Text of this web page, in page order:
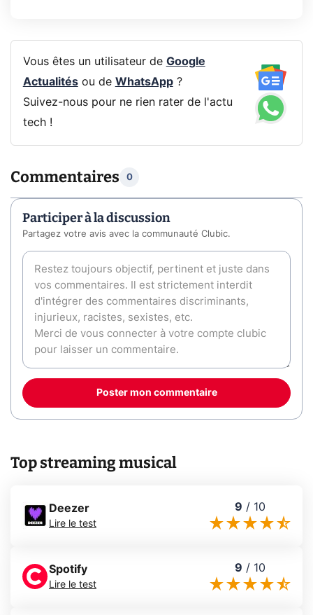
Vous êtes un utilisateur de Google
Actualitésou de WhatsApp?
Suivez-nous pour ne rien rater de l'actu
tech !
Commentaires 0
Participer à la discussion
Partagez votre avis avec la communauté Clubic.
Poster mon commentaire
Top streaming musical
Deezer
Lire le test
9 / 10
Spotify
Lire le test
9 / 10